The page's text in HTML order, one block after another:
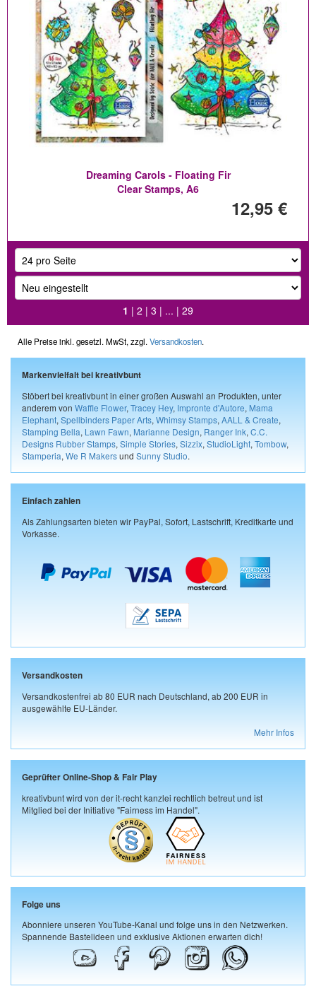
Dreaming Carols - Floating Fir
Clear Stamps, A6
12,95 €
1 | 2 | 3 | ... | 29
Alle Preise inkl. gesetzl. MwSt, zzgl. Versandkosten.
Markenvielfalt bei kreativbunt
Stöbert bei kreativbunt in einer großen Auswahl an Produkten, unter
anderem von Waffle Flower, Tracey Hey, Impronte d'Autore, Mama
Elephant, Spellbinders Paper Arts, Whimsy Stamps, AALL & Create,
Stamping Bella, Lawn Fawn, Marianne Design, Ranger Ink, C.C.
Designs Rubber Stamps, Simple Stories, Sizzix, StudioLight, Tombow,
Stamperia, We R Makersund Sunny Studio.
Einfach zahlen
Als Zahlungsarten bieten wir PayPal, Sofort, Lastschrift, Kreditkarte und
Vorkasse.
Versandkosten
Versandkostenfrei ab 80 EUR nach Deutschland, ab 200 EUR in
ausgewählte EU-Länder.
Mehr Infos
Geprüfter Online-Shop & Fair Play
kreativbunt wird von der it-recht kanzlei rechtlich betreut und ist
Mitglied bei der Initiative "Fairness im Handel".
Folge uns
Abonniere unseren YouTube-Kanal und folge uns in den Netzwerken.
Spannende Bastelideen und exklusive Aktionen erwarten dich!